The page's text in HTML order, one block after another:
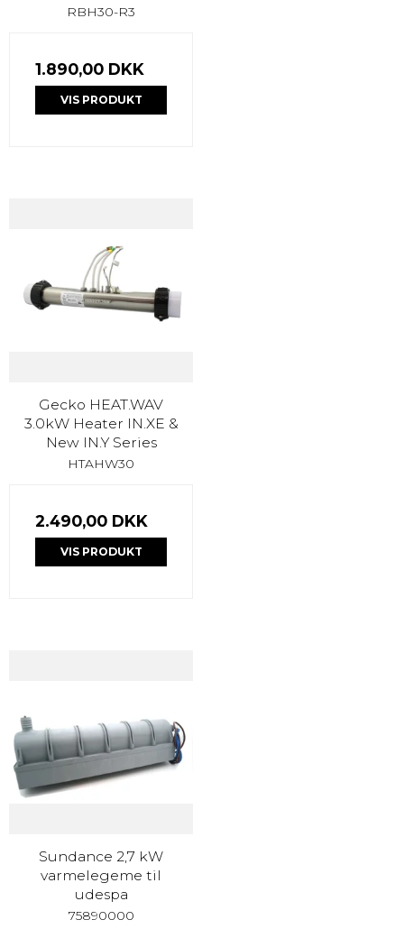
RBH30-R3
1.890,00 DKK
VIS PRODUKT
Gecko HEAT.WAV
3.0kW Heater IN.XE &
New IN.Y Series
HTAHW30
2.490,00 DKK
VIS PRODUKT
Sundance 2,7 kW
varmelegeme til
udespa
75890000